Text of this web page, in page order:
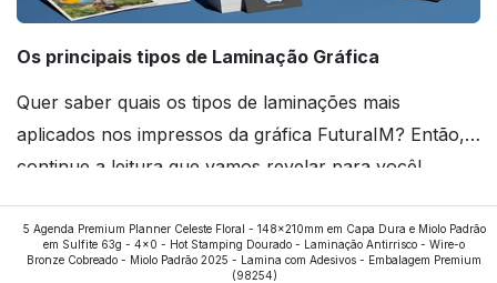
Os principais tipos de Laminação Gráfica
Quer saber quais os tipos de laminações mais
aplicados nos impressos da gráfica FuturaIM? Então,
continue a leitura que vamos revelar para você!
Ver todos os posts
5 Agenda Premium Planner Celeste Floral - 148x210mm em Capa Dura e Miolo Padrão
em Sulfite 63g - 4x0 - Hot Stamping Dourado - Laminação Antirrisco - Wire-o
Bronze Cobreado - Miolo Padrão 2025 - Lamina com Adesivos - Embalagem Premium
(98254)